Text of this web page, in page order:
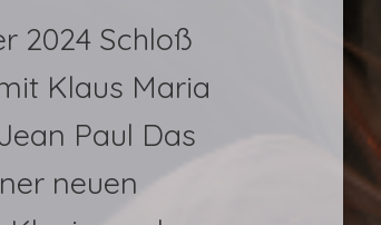
2024 Schloß
Klaus Maria
Paul Das
neuen